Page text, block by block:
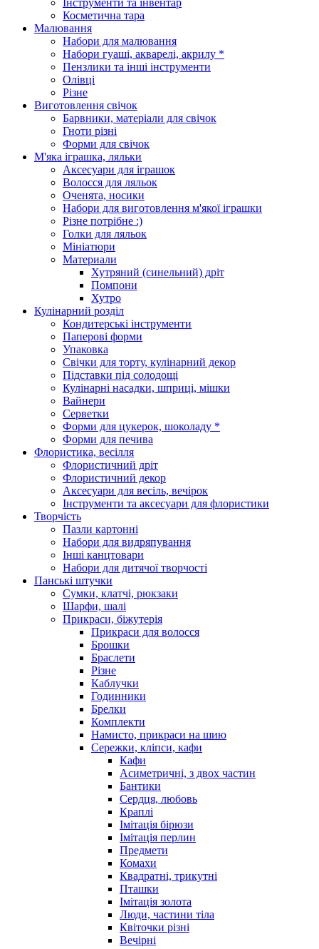
Косметична тара
Малювання
Набори для малювання
Набори гуаші, акварелі, акрилу *
Пензлики та інші інструменти
Олівці
Різне
Виготовлення свічок
Барвники, матеріали для свічок
Гноти різні
Форми для свічок
М'яка іграшка, ляльки
Аксесуари для іграшок
Волосся для ляльок
Оченята, носики
Набори для виготовлення м'якої іграшки
Різне потрібне :)
Голки для ляльок
Мініатюри
Материали
Хутряний (синельний) дріт
Помпони
Хутро
Кулінарний розділ
Кондитерські інструменти
Паперові форми
Упаковка
Свічки для торту, кулінарний декор
Підставки під солодощі
Кулінарні насадки, шприці, мішки
Вайнери
Серветки
Форми для цукерок, шоколаду *
Форми для печива
Флористика, весілля
Флористичний дріт
Флористичний декор
Аксесуари для весіль, вечірок
Інструменти та аксесуари для флористики
Творчість
Пазли картонні
Набори для видряпування
Інші канцтовари
Набори для дитячої творчості
Панські штучки
Сумки, клатчі, рюкзаки
Шарфи, шалі
Прикраси, біжутерія
Прикраси для волосся
Брошки
Браслети
Різне
Каблучки
Годинники
Брелки
Комплекти
Намисто, прикраси на шию
Сережки, кліпси, кафи
Кафи
Асиметричні, з двох частин
Бантики
Сердця, любовь
Краплі
Імітація бірюзи
Імітація перлин
Предмети
Комахи
Квадратні, трикутні
Пташки
Імітація золота
Люди, частини тіла
Квіточки різні
Вечірні